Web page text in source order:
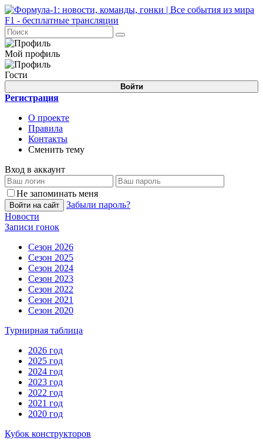
Мой профиль
Гости
Войти
Регистрация
О проекте
Правила
Контакты
Сменить тему
Вход в аккаунт
Не запоминать меня
Войти на сайт
Забыли пароль?
Новости
Записи гонок
Сезон 2026
Сезон 2025
Сезон 2024
Сезон 2023
Сезон 2022
Сезон 2021
Сезон 2020
Турнирная таблица
2026 год
2025 год
2024 год
2023 год
2022 год
2021 год
2020 год
Кубок конструкторов